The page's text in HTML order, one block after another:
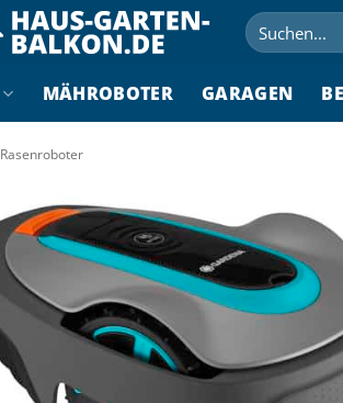
Suchen
nach:
MÄHROBOTER GARAGEN
Rasenroboter